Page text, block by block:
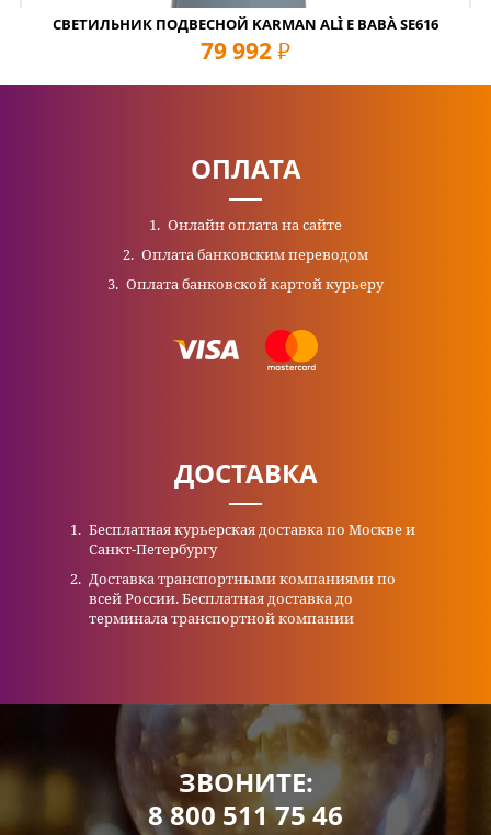
СВЕТИЛЬНИК ПОДВЕСНОЙ KARMAN ALÌ E BABÀ SE616
79 992 руб
ОПЛАТА
Онлайн оплата на сайте
Оплата банковским переводом
Оплата банковской картой курьеру
ДОСТАВКА
Бесплатная курьерская доставка по Москве и
Санкт-Петербургу
Доставка транспортными компаниями по
всей России. Бесплатная доставка до
терминала транспортной компании
ЗВОНИТЕ:
8 800 511 75 46